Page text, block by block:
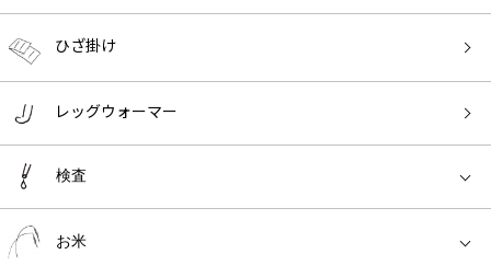
ひざ掛け
レッグウォーマー
検査
お米